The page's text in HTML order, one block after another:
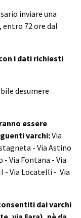
inviare una
, entro 72 ore dal
i dati richiesti
desumere
essere
varchi:Via
- Via Astino
- Via Fontana - Via
- Via Locatelli - Via
dai varchi